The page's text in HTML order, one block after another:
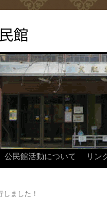
館
公民館活動について リン
ました！